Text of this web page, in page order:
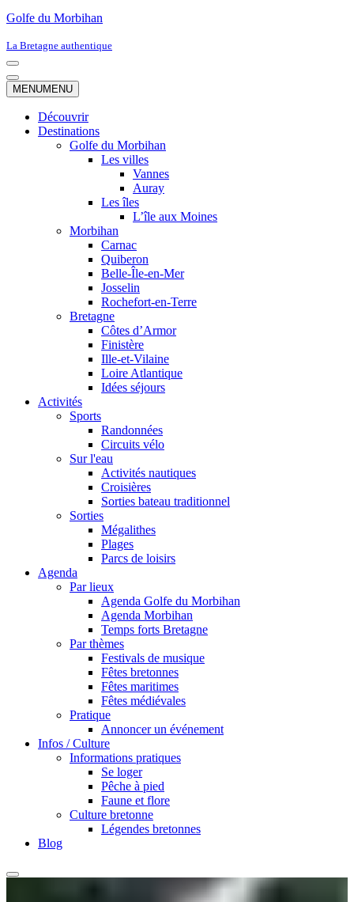
Golfe du Morbihan
La Bretagne authentique
Menu
de
navigation
Menu
de
MENUMENU
Découvrir
Destinations
Golfe du Morbihan
Les villes
Vannes
Auray
Les îles
L’île aux Moines
Morbihan
Carnac
Quiberon
Belle-Île-en-Mer
Josselin
Rochefort-en-Terre
Bretagne
Côtes d’Armor
Finistère
Ille-et-Vilaine
Loire Atlantique
Idées séjours
Activités
Sports
Randonnées
Circuits vélo
Sur l'eau
Activités nautiques
Croisières
Sorties bateau traditionnel
Sorties
Mégalithes
Plages
Parcs de loisirs
Agenda
Par lieux
Agenda Golfe du Morbihan
Agenda Morbihan
Temps forts Bretagne
Par thèmes
Festivals de musique
Fêtes bretonnes
Fêtes maritimes
Fêtes médiévales
Pratique
Annoncer un événement
Infos / Culture
Informations pratiques
Se loger
Pêche à pied
Faune et flore
Culture bretonne
Légendes bretonnes
Blog